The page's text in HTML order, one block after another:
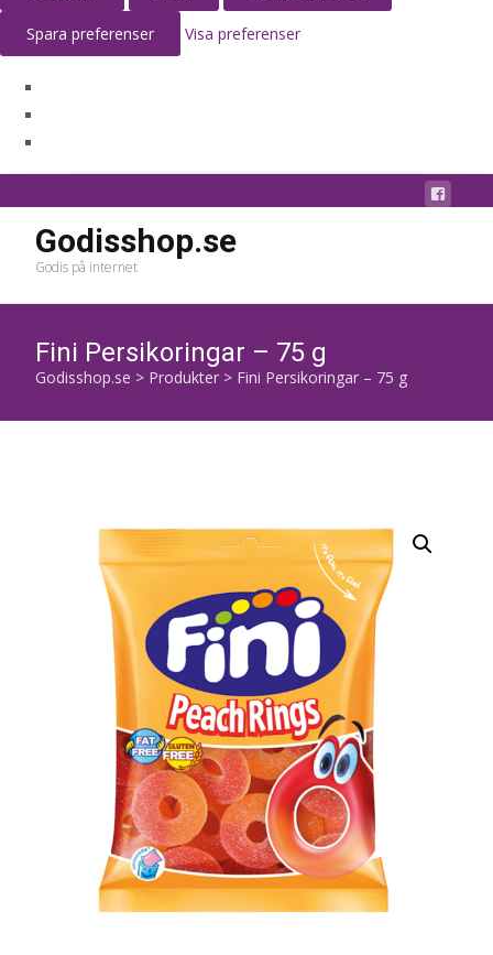
Spara preferenser Visa preferenser
Godisshop.se
Godis på internet
Fini Persikoringar – 75 g
Godisshop.se > Produkter > Fini Persikoringar – 75 g